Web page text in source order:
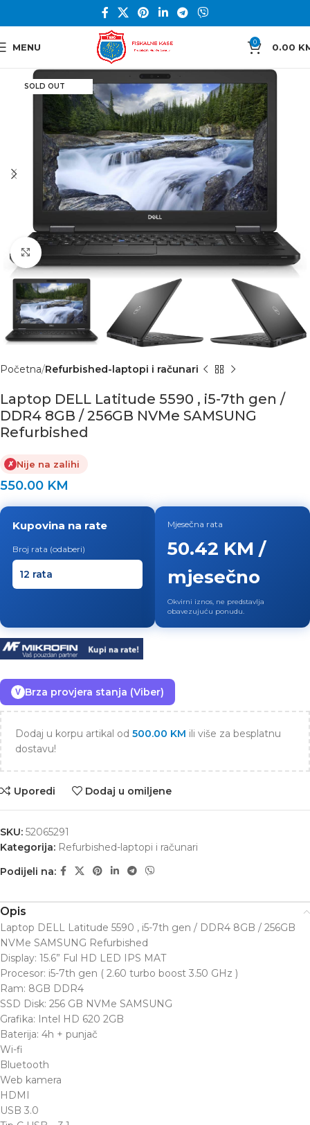
MENU 0 0.00
SOLD OUT
Click to enlarge
Početna Refurbished-laptopi i računari
Laptop DELL Latitude 5590 , i5-7th gen /
DDR4 8GB / 256GB NVMe SAMSUNG
Refurbished
✗ Nije na zalihi
550.00 KM
Kupovina na rate
Broj rata (odaberi)
Mjesečna rata
50.42 KM /
mjesečno
Okvirni iznos, ne predstavlja
obavezujuću ponudu.
V Brza provjera stanja (Viber)
Dodaj u korpu artikal od 500.00 KM ili više za besplatnu
dostavu!
Uporedi Dodaj u omiljene
SKU: 52065291
Kategorija: Refurbished-laptopi i računari
Podijeli na:
Opis
Laptop DELL Latitude 5590 , i5-7th gen / DDR4 8GB / 256GB
NVMe SAMSUNG Refurbished
Display: 15.6” Ful HD LED IPS MAT
Procesor: i5-7th gen ( 2.60 turbo boost 3.50 GHz )
Ram: 8GB DDR4
SSD Disk: 256 GB NVMe SAMSUNG
Grafika: Intel HD 620 2GB
Baterija: 4h + punjač
Wi-fi
Bluetooth
Web kamera
HDMI
USB 3.0